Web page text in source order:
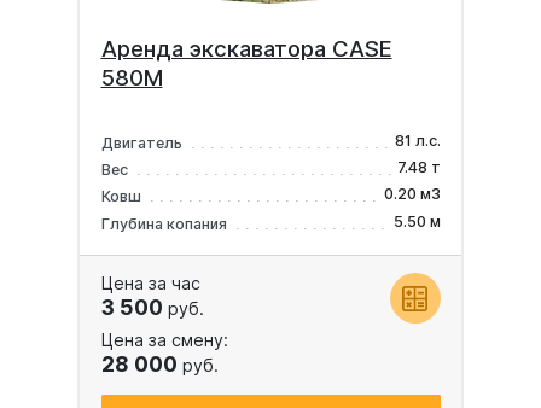
Аренда экскаватора CASE
580M
Двигатель
81 л.с.
Вес
7.48 т
Ковш
0.20 м3
Глубина копания
5.50 м
Цена за час
3 500 руб.
Цена за смену:
28 000 руб.